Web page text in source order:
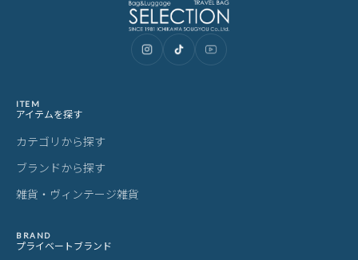
ITEM
アイテムを探す
カテゴリから探す
ブランドから探す
雑貨・ヴィンテージ雑貨
BRAND
プライベートブランド